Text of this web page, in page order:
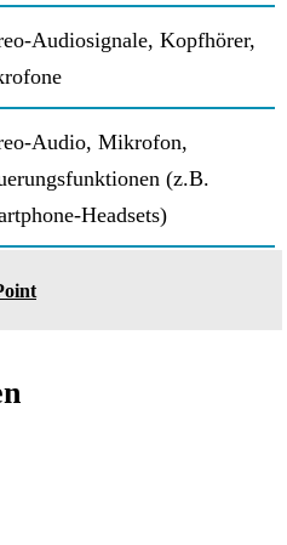
Audiosignale, Kopfhörer,
Audio, Mikrofon,
(z.B.
Headsets)